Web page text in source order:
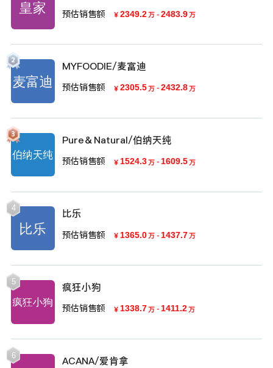
预估销售额 ￥ 2349.2万 - 2483.9万
MYFOODIE/麦富迪
预估销售额 ￥ 2305.5万 - 2432.8万
Pure＆Natural/伯纳天纯
预估销售额 ￥ 1524.3万 - 1609.5万
4 比乐
预估销售额 ￥ 1365.0万 - 1437.7万
5 疯狂小狗
预估销售额 ￥ 1338.7万 - 1411.2万
6 ACANA/爱肯拿